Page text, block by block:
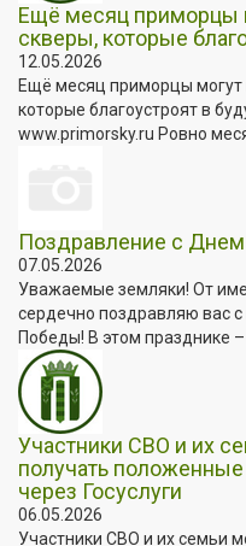
Ещё месяц приморцы
скверы, которые
12.05.2026
Ещё месяц приморцы могут
которые благоустроят в
www.primorsky.ru Ровно
Поздравление с
07.05.2026
Уважаемые земляки! От
сердечно поздравляю вас
Победы! В этом празднике –
Участники СВО и их
получать
через Госуслуги
06.05.2026
Участники СВО и их семьи